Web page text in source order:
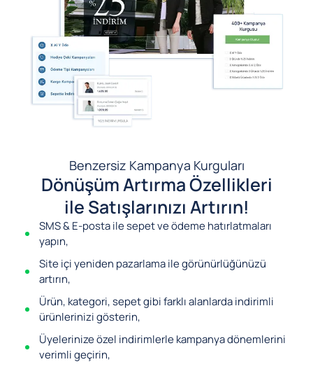
Benzersiz Kampanya Kurguları
Dönüşüm Artırma Özellikleri
ile Satışlarınızı Artırın!
SMS & E-posta ile sepet ve ödeme hatırlatmaları
yapın,
Site içi yeniden pazarlama ile görünürlüğünüzü
artırın,
Ürün, kategori, sepet gibi farklı alanlarda indirimli
ürünlerinizi gösterin,
Üyelerinize özel indirimlerle kampanya dönemlerini
verimli geçirin,